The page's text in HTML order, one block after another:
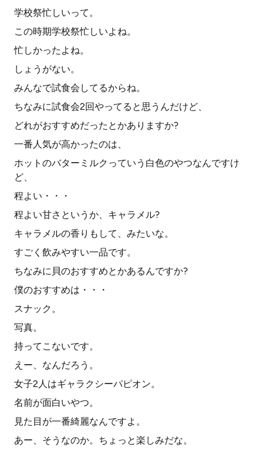
学校祭忙しいって。
この時期学校祭忙しいよね。
忙しかったよね。
しょうがない。
みんなで試食会してるからね。
ちなみに試食会2回やってると思うんだけど、
どれがおすすめだったとかありますか?
一番人気が高かったのは、
ホットのバターミルクっていう白色のやつなんですけ
ど、
程よい・・・
程よい甘さというか、キャラメル?
キャラメルの香りもして、みたいな。
すごく飲みやすい一品です。
ちなみに貝のおすすめとかあるんですか?
僕のおすすめは・・・
スナック。
写真。
持ってこないです。
えー、なんだろう。
女子2人はギャラクシーパピオン。
名前が面白いやつ。
見た目が一番綺麗なんですよ。
あー、そうなのか。ちょっと楽しみだな。